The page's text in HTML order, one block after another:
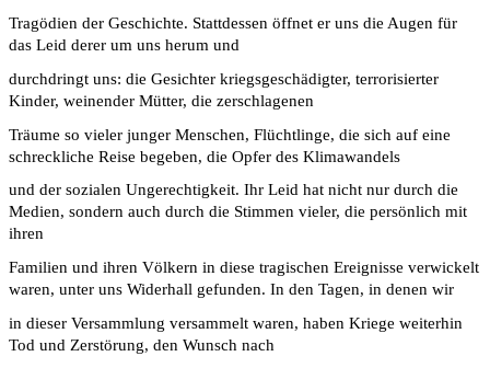
Tragödien der Geschichte. Stattdessen öffnet er uns die Augen für
das Leid derer um uns herum und
durchdringt uns: die Gesichter kriegsgeschädigter, terrorisierter
Kinder, weinender Mütter, die zerschlagenen
Träume so vieler junger Menschen, Flüchtlinge, die sich auf eine
schreckliche Reise begeben, die Opfer des Klimawandels
und der sozialen Ungerechtigkeit. Ihr Leid hat nicht nur durch die
Medien, sondern auch durch die Stimmen vieler, die persönlich mit
ihren
Familien und ihren Völkern in diese tragischen Ereignisse verwickelt
waren, unter uns Widerhall gefunden. In den Tagen, in denen wir
in dieser Versammlung versammelt waren, haben Kriege weiterhin
Tod und Zerstörung, den Wunsch nach